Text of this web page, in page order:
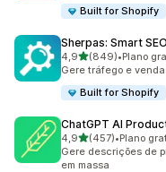
Built for Shopify
Sherpas: Smart SEO
4,9de 5 estrelas
(849)
849 avaliações ao
•Plano
Gere tráfego e
Built for Shopify
ChatGPT AI
4,9de 5 estrelas
(457)
457 avaliações ao
•Plano
Gere descrições de
em massa